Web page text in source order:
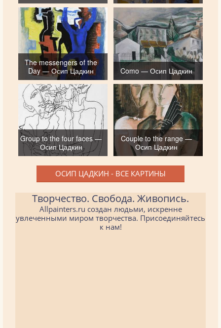
The messengers of the
Day — Осип Цадкин
Como — Осип Цадкин
Group to the four faces —
Осип Цадкин
Couple to the range —
Осип Цадкин
ОСИП ЦАДКИН - ВСЕ КАРТИНЫ
Творчество. Свобода. Живопись.
Allpainters.ru создан людьми, искренне
увлеченными миром творчества. Присоединяйтесь
к нам!